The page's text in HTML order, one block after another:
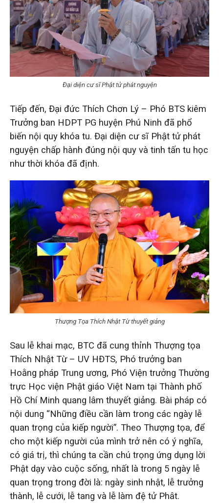
Đại diện cư sĩ Phật tử phát nguyện
Tiếp đến, Đại đức Thích Chơn Lý – Phó BTS kiêm
Trưởng ban HDPT PG huyện Phú Ninh đã phổ
biến nội quy khóa tu. Đại diện cư sĩ Phật tử phát
nguyện chấp hành đúng nội quy và tinh tấn tu học
như thời khóa đã định.
Thượng Tọa Thích Nhật Từ thuyết giảng
Sau lễ khai mạc, BTC đã cung thỉnh Thượng tọa
Thích Nhật Từ – UV HĐTS, Phó trưởng ban
Hoằng pháp Trung ương, Phó Viện trưởng Thường
trực Học viện Phật giáo Việt Nam tại Thành phố
Hồ Chí Minh quang lâm thuyết giảng. Bài pháp có
nội dung “Những điều cần làm trong các ngày lễ
quan trọng của kiếp người”. Theo Thượng tọa, để
cho một kiếp người của mình trở nên có ý nghĩa,
có giá trị, thì chúng ta cần chú trọng ứng dụng lời
Phật dạy vào cuộc sống, nhất là trong 5 ngày lễ
quan trọng trong đời là: ngày sinh nhật, lễ trưởng
thành, lễ cưới, lễ tang và lễ làm đệ tử Phât.